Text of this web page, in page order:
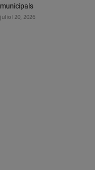
municipals
juliol 20, 2026